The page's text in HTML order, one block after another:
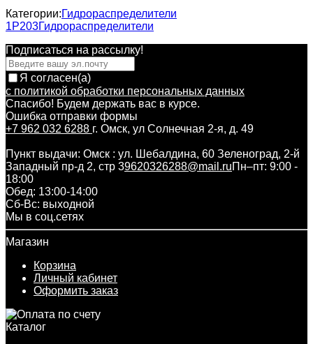
Категории:Гидрораспределители
1Р203Гидрораспределители
Подписаться на рассылкy!
Я согласен(a)
с политикой обработки персональных данных
Спасибо! Будем держать вас в курсе.
Ошибка отправки формы
+7 962 032 6288 г. Омск, ул Солнечная 2-я, д. 49
Пункт выдачи: Омск : ул. Шебалдина, 60 Зеленоград, 2-й
Западный пр-д 2, стр 39620326288@mail.ruПн–пт: 9:00 -
18:00
Обед: 13:00-14:00
Cб-Вс: выходной
Мы в соц.сетях
Магазин
Корзина
Личный кабинет
Оформить заказ
Каталог